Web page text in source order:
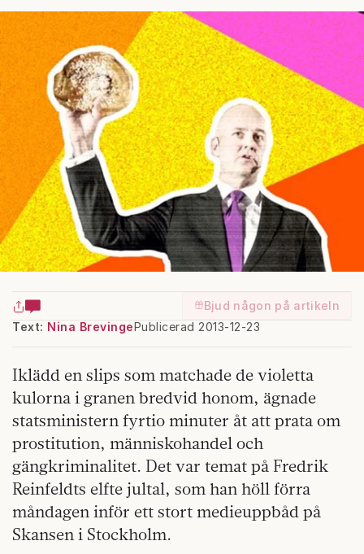
Bjud någon på artikeln
Text: Nina BrevingePublicerad 2013-12-23
Iklädd en slips som matchade de violetta
kulorna i granen bredvid honom, ägnade
statsministern fyrtio minuter åt att prata om
prostitution, människohandel och
gängkriminalitet. Det var temat på Fredrik
Reinfeldts elfte jultal, som han höll förra
måndagen inför ett stort medieuppbåd på
Skansen i Stockholm.